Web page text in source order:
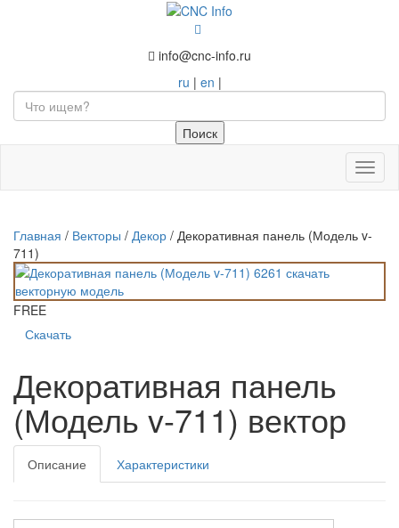
info@cnc-info.ru
ru | en |
Главная / Векторы / Декор / Декоративная панель (Модель v-
711)
FREE
Скачать
Декоративная панель
(Модель v-711) вектор
Описание Характеристики